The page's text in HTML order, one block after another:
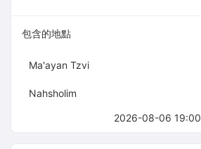
2026-08-06 19:00
包含的地點
Ma'ayan Tzvi
Nahsholim